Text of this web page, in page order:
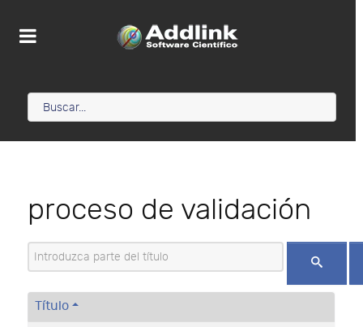
proceso de validación
Introduzca parte del título
Título